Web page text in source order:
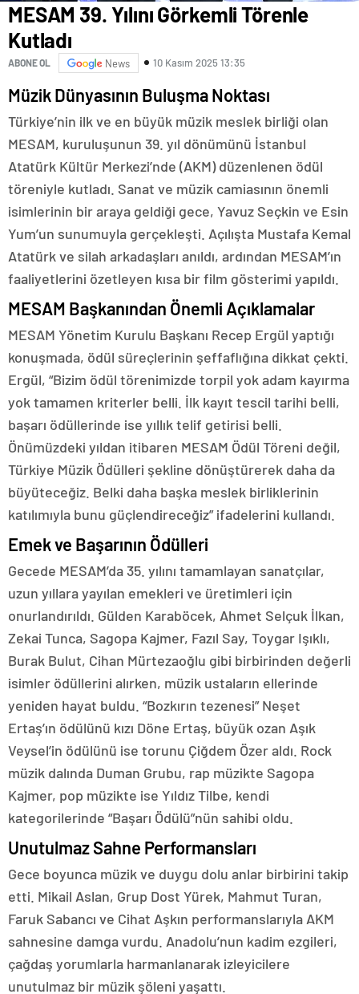
MESAM 39. Yılını Görkemli Törenle
Kutladı
ABONE OL News 10 Kasım 2025 13:35
Müzik Dünyasının Buluşma Noktası
Türkiye’nin ilk ve en büyük müzik meslek birliği olan
MESAM, kuruluşunun 39. yıl dönümünü İstanbul
Atatürk Kültür Merkezi’nde (AKM) düzenlenen ödül
töreniyle kutladı. Sanat ve müzik camiasının önemli
isimlerinin bir araya geldiği gece, Yavuz Seçkin ve Esin
Yum’un sunumuyla gerçekleşti. Açılışta Mustafa Kemal
Atatürk ve silah arkadaşları anıldı, ardından MESAM’ın
faaliyetlerini özetleyen kısa bir film gösterimi yapıldı.
MESAM Başkanından Önemli Açıklamalar
MESAM Yönetim Kurulu Başkanı Recep Ergül yaptığı
konuşmada, ödül süreçlerinin şeffaflığına dikkat çekti.
Ergül, “Bizim ödül törenimizde torpil yok adam kayırma
yok tamamen kriterler belli. İlk kayıt tescil tarihi belli,
başarı ödüllerinde ise yıllık telif getirisi belli.
Önümüzdeki yıldan itibaren MESAM Ödül Töreni değil,
Türkiye Müzik Ödülleri şekline dönüştürerek daha da
büyüteceğiz. Belki daha başka meslek birliklerinin
katılımıyla bunu güçlendireceğiz” ifadelerini kullandı.
Emek ve Başarının Ödülleri
Gecede MESAM’da 35. yılını tamamlayan sanatçılar,
uzun yıllara yayılan emekleri ve üretimleri için
onurlandırıldı. Gülden Karaböcek, Ahmet Selçuk İlkan,
Zekai Tunca, Sagopa Kajmer, Fazıl Say, Toygar Işıklı,
Burak Bulut, Cihan Mürtezaoğlu gibi birbirinden değerli
isimler ödüllerini alırken, müzik ustaların ellerinde
yeniden hayat buldu. “Bozkırın tezenesi” Neşet
Ertaş’ın ödülünü kızı Döne Ertaş, büyük ozan Aşık
Veysel’in ödülünü ise torunu Çiğdem Özer aldı. Rock
müzik dalında Duman Grubu, rap müzikte Sagopa
Kajmer, pop müzikte ise Yıldız Tilbe, kendi
kategorilerinde “Başarı Ödülü”nün sahibi oldu.
Unutulmaz Sahne Performansları
Gece boyunca müzik ve duygu dolu anlar birbirini takip
etti. Mikail Aslan, Grup Dost Yürek, Mahmut Turan,
Faruk Sabancı ve Cihat Aşkın performanslarıyla AKM
sahnesine damga vurdu. Anadolu’nun kadim ezgileri,
çağdaş yorumlarla harmanlanarak izleyicilere
unutulmaz bir müzik şöleni yaşattı.